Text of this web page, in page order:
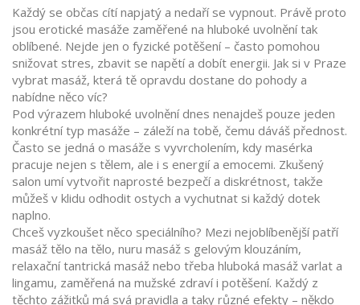
Každý se občas cítí napjatý a nedaří se vypnout. Právě proto
jsou erotické masáže zaměřené na hluboké uvolnění tak
oblíbené. Nejde jen o fyzické potěšení – často pomohou
snižovat stres, zbavit se napětí a dobít energii. Jak si v Praze
vybrat masáž, která tě opravdu dostane do pohody a
nabídne něco víc?
Pod výrazem hluboké uvolnění dnes nenajdeš pouze jeden
konkrétní typ masáže – záleží na tobě, čemu dáváš přednost.
Často se jedná o masáže s vyvrcholením, kdy masérka
pracuje nejen s tělem, ale i s energií a emocemi. Zkušený
salon umí vytvořit naprosté bezpečí a diskrétnost, takže
můžeš v klidu odhodit ostych a vychutnat si každý dotek
naplno.
Chceš vyzkoušet něco speciálního? Mezi nejoblíbenější patří
masáž tělo na tělo, nuru masáž s gelovým klouzáním,
relaxační tantrická masáž nebo třeba hluboká masáž varlat a
lingamu, zaměřená na mužské zdraví i potěšení. Každý z
těchto zážitků má svá pravidla a taky různé efekty – někdo